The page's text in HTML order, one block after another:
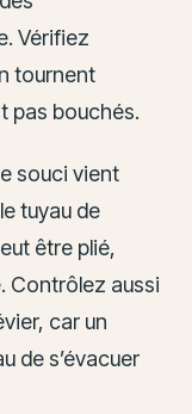
Vérifiez
tournent
pas bouchés.
souci vient
tuyau de
être plié,
Contrôlez aussi
car un
de s’évacuer